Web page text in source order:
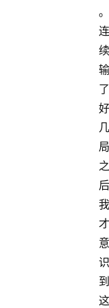
。
连
续
输
了
好
几
局
之
后
我
才
意
识
到
这